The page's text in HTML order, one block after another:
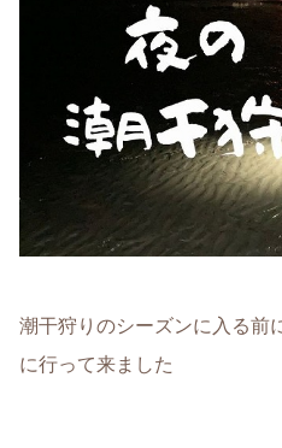
潮干狩りのシーズンに入る前
に行って来ました